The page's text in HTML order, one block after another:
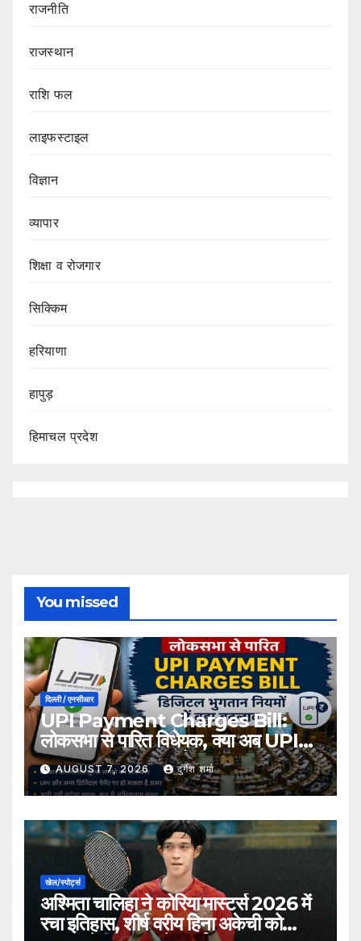
राजनीति
राजस्थान
राशि फल
लाइफस्टाइल
विज्ञान
व्यापार
शिक्षा व रोजगार
सिक्किम
हरियाणा
हापुड़
हिमाचल प्रदेश
You missed
दिल्ली / एनसीआर
UPI Payment Charges Bill:
लोकसभा से पारित विधेयक, क्या अब UPI
भुगतान पर लग सकता है शुल्क?
AUGUST 7, 2026 दुर्गेश शर्मा
खेल/स्पोर्ट्स
अश्मिता चालिहा ने कोरिया मास्टर्स 2026 में
रचा इतिहास, शीर्ष वरीय हिना अकेची को